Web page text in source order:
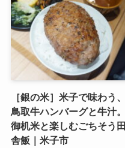
［銀の米］米子で味わう、
鳥取牛ハンバーグと牛汁。
御机米と楽しむごちそう田
舎飯｜米子市